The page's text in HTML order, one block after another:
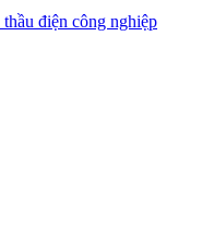
điện công nghiệp